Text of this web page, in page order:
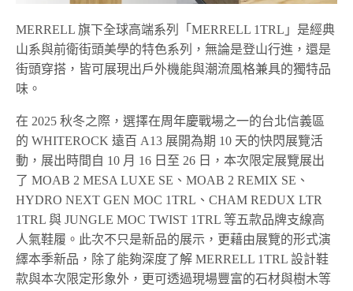
MERRELL 旗下全球高端系列「MERRELL 1TRL」是經典
山系與前衛街頭美學的特色系列，無論是登山行進，還是
街頭穿搭，皆可展現出戶外機能與潮流風格兼具的獨特品
味。
在 2025 秋冬之際，選擇在周年慶戰場之一的台北信義區
的 WHITEROCK 遠百 A13 展開為期 10 天的快閃展覽活
動，展出時間自 10 月 16 日至 26 日，本次限定展覽展出
了 MOAB 2 MESA LUXE SE、MOAB 2 REMIX SE、
HYDRO NEXT GEN MOC 1TRL、CHAM REDUX LTR
1TRL 與 JUNGLE MOC TWIST 1TRL 等五款品牌支線高
人氣鞋履。此次不只是新品的展示，更藉由展覽的形式演
繹本季新品，除了能夠深度了解 MERRELL 1TRL 設計鞋
款與本次限定形象外，更可透過現場豐富的石材與樹木等